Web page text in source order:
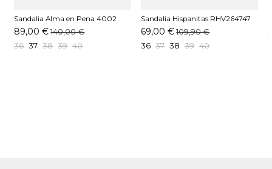
Sandalia Alma en Pena 4002
Arena
89,00 € 140,00 €
36 37 38 39 40
Sandalia Hispanitas RHV264747
C002 Crema
69,00 € 109,90 €
36 37 38 39 40